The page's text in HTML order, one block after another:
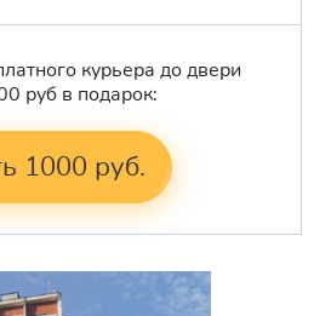
курьера до двери
руб в подарок:
1000 руб.